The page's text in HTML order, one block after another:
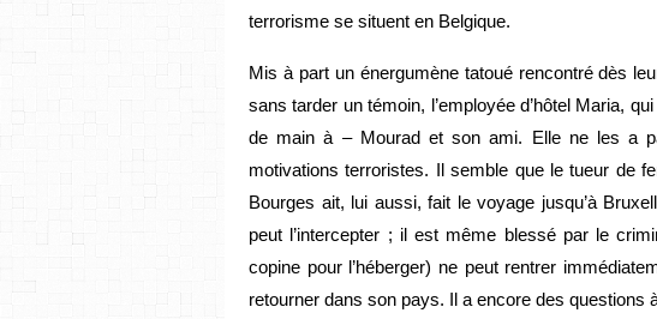
terrorisme se situent en Belgique.
Mis à part un énergumène tatoué rencontré dès
sans tarder un témoin, l’employée d’hôtel Maria,
de main à – Mourad et son ami. Elle ne les a
motivations terroristes. Il semble que le tueur de
Bourges ait, lui aussi, fait le voyage jusqu’à
peut l’intercepter ; il est même blessé par le
copine pour l’héberger) ne peut rentrer
retourner dans son pays. Il a encore des